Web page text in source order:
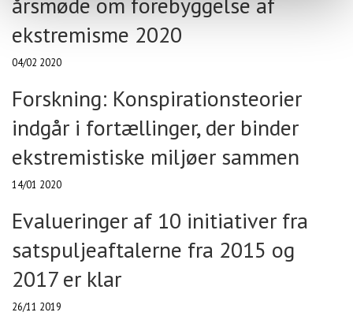
ekstremisme 2020
04/02 2020
Forskning: Konspirationsteorier
indgår i fortællinger, der binder
ekstremistiske miljøer sammen
14/01 2020
Evalueringer af 10 initiativer fra
satspuljeaftalerne fra 2015 og
2017 er klar
26/11 2019